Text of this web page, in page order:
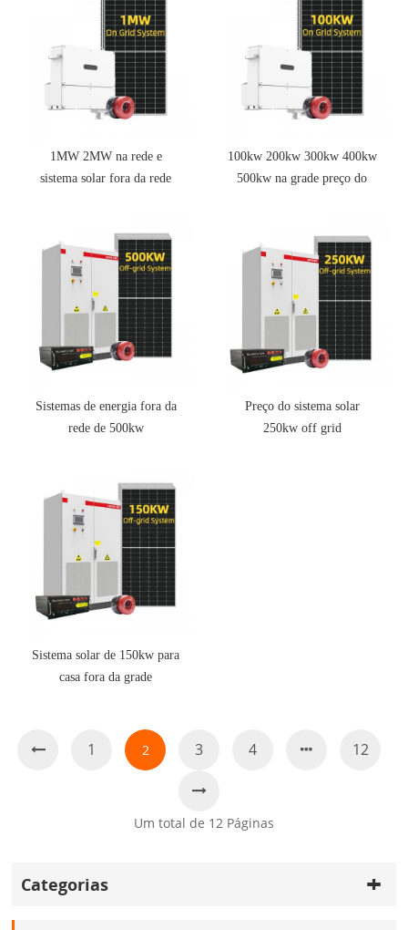
1MW 2MW na rede e
sistema solar fora da rede
100kw 200kw 300kw 400kw
500kw na grade preço do
Sistemas de energia fora da
rede de 500kw
Preço do sistema solar
250kw off grid
Sistema solar de 150kw para
casa fora da grade
1 2 3 4 12
Um total de 12Páginas
Categorias